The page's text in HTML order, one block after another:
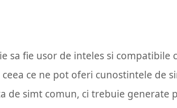
sa fie usor de inteles si
ce ne pot oferi cunostintele de
simt comun, ci trebuie generate